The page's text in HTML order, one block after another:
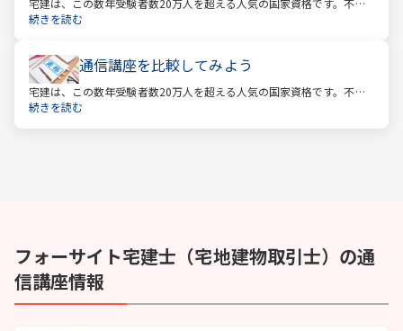
宅建は、この数年受験者数20万人を超える人気の国家資格です。不動
産業に携わる人をはじめ、他業種、学生、主婦まで、さまざまな方が
続きを読む
通信講座を比較してみよう
宅建は、この数年受験者数20万人を超える人気の国家資格です。不動
産業に携わる人をはじめ、他業種、学生、主婦まで、さまざまな方が
続きを読む
フォーサイト宅建士（宅地建物取引士） の通
信講座情報